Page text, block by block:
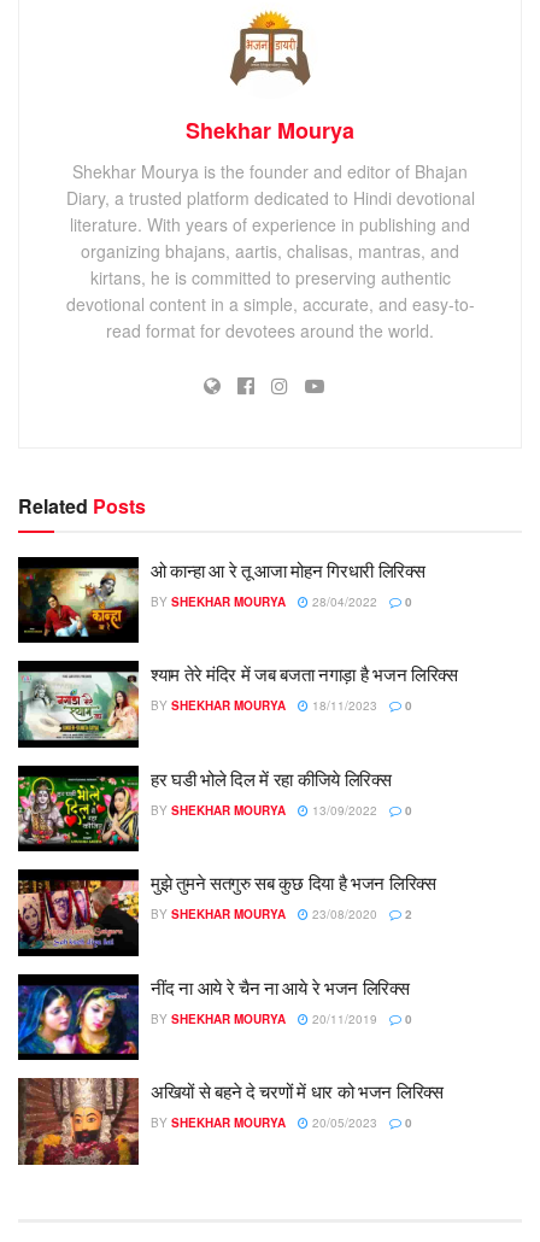
Shekhar Mourya
Shekhar Mourya is the founder and editor of Bhajan
Diary, a trusted platform dedicated to Hindi devotional
literature. With years of experience in publishing and
organizing bhajans, aartis, chalisas, mantras, and
kirtans, he is committed to preserving authentic
devotional content in a simple, accurate, and easy-to-
read format for devotees around the world.
Related Posts
ओ कान्हा आ रे तू आजा मोहन गिरधारी लिरिक्स
BY SHEKHAR MOURYA 28/04/2022 0
श्याम तेरे मंदिर में जब बजता नगाड़ा है भजन लिरिक्स
BY SHEKHAR MOURYA 18/11/2023 0
हर घडी भोले दिल में रहा कीजिये लिरिक्स
BY SHEKHAR MOURYA 13/09/2022 0
मुझे तुमने सतगुरु सब कुछ दिया है भजन लिरिक्स
BY SHEKHAR MOURYA 23/08/2020 2
नींद ना आये रे चैन ना आये रे भजन लिरिक्स
BY SHEKHAR MOURYA 20/11/2019 0
अखियों से बहने दे चरणों में धार को भजन लिरिक्स
BY SHEKHAR MOURYA 20/05/2023 0